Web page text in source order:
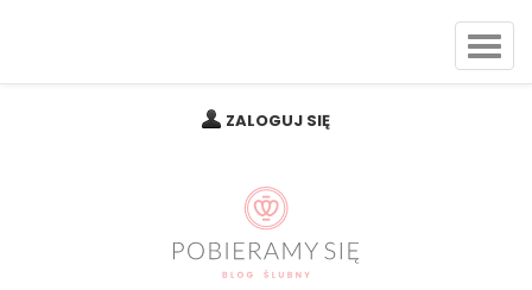
ZALOGUJ SIĘ